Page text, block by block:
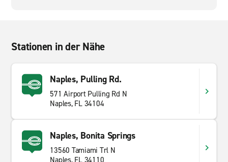
Stationen in der Nähe
Naples, Pulling Rd.
571 Airport Pulling Rd N
Naples, FL 34104
Naples, Bonita Springs
13560 Tamiami Trl N
Naples, FL 34110